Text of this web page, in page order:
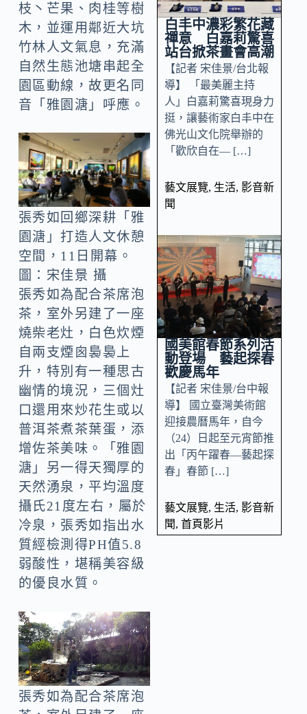
枝丶芒果、肉桂等樹
木，並運用鄰近大坑
竹林人文氣息，充滿
自然生態池塘串起全
園區動線，故更名同
音「雅園溏」呼應。
張秀如回鄉深耕「雅
園溏」打造人文休憩
空間，11日開幕。
圖：宋佳景 攝
張秀如為配合茶席泡
茶，室外另建了一座
燒柴老灶，白色炊煙
自兩支煙囪裊裊上
升，特別有一種思古
幽情的境況，三個灶
口還用來炒花生或以
普洱茶煮茶葉蛋，添
增佐茶美味。「雅園
溏」另一得天獨厚的
天然湧泉，平均溫度
攝氏21度左右，屬於
冷泉，張秀如指出水
質經檢測得PH值5.8
弱酸性，堪稱美容級
的優良水質。
張秀如為配合茶席泡
白丰中濃彩繁花藏
禪意 白嘉莉驚喜
站台掀茶畫會高潮
【記者 宋佳景/台北報
導】 「最美麗主持
人」白嘉莉驚喜現身力
挺，讓藝術家白丰中在
佛光山文化院舉辦的
「歡欣自在— […]
藝文展覽, 生活, 影音新
聞
國美館春節系列活
動登場 藝起探春
歡慶馬年
【記者 宋佳景/台中報
導】 國立臺灣美術館
迎接農曆馬年，自今
（24）日起至元宵節推
出「丙午躍春—藝起探
春」春節 […]
藝文展覽, 生活, 影音新
聞, 首頁影片